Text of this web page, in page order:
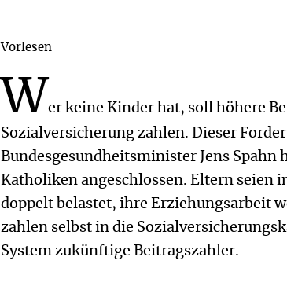
Vorlesen
Wer keine Kinder hat, soll höhere
Sozialversicherung zahlen. Dieser
Bundesgesundheitsminister Jens Spahn
Katholiken angeschlossen. Eltern seien
doppelt belastet, ihre Erziehungsarbeit
zahlen selbst in die
System zukünftige Beitragszahler.